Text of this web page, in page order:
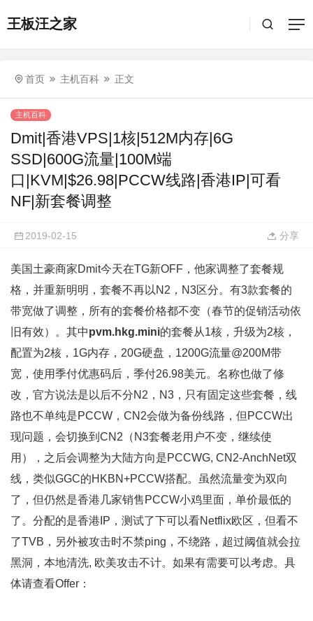
王板汪之家
首页 主机百科 正文
主机百科
Dmit|香港VPS|1核|512M内存|6G
SSD|600G流量|100M端
口|KVM|$26.98|PCCW线路|香港IP|可看
NF|新套餐调整
2019-02-15 分享
美国土豪商家Dmit今天在TG新OFF，他家调整了套餐规
格，并重新明明，套餐不再以N2，N3区分。有3款套餐的
带宽做了调整，所有的套餐价格都不变（春节的促销活动依
旧有效）。其中pvm.hkg.mini的套餐从1核，升级为2核，
配置为2核，1G内存，20G硬盘，1200G流量@200M带
宽，使用季付优惠码后，季付26.98美元。名称也做了修
改，官方说法是以后不分N2，N3，只有固定这些套餐，线
路也不单纯是PCCW，CN2会做为备份线路，但PCCW出
现问题，会切换到CN2（N3套餐老用户不变，继续使
用），之后会调整为大陆方向是PCCWG, CN2-AnchNet双
线，类似GGC的HKBN+PCCW搭配。虽然流量变为双向
了，但仍然是香港几家销售PCCW小鸡里面，单价最低的
了。分配的是香港IP，测试了下可以看Netflix欧区，但看不
了TVB，另外被攻击时不禁ping，不绕路，超过阈值就会拉
黑洞，本地清洗, 欧美攻击不计。如果有需要可以考虑。具
体请查看Offer：